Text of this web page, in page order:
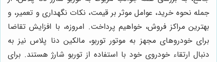
جمله نحوه خرید، عوامل موثر بر قیمت، نکات نگهداری و تعمیر، و
بهترین مراکز فروش، خواهیم پرداخت. امروزه، با افزایش تقاضا
برای خودروهای مجهز به موتور توربو، مالکین دنا پلاس نیز به
دنبال ارتقاء خودروی خود با استفاده از توربو شارژ هستند. برای